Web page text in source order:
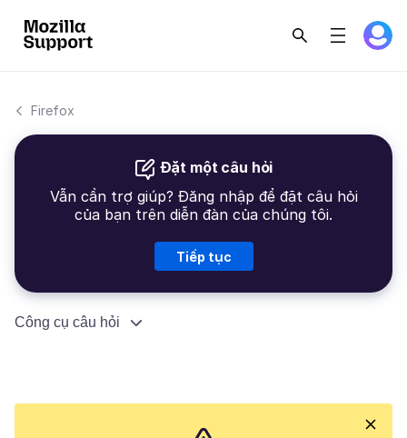
Firefox
Đặt một câu hỏi
Vẫn cần trợ giúp? Đăng nhập để đặt câu hỏi
của bạn trên diễn đàn của chúng tôi.
Tiếp tục
Công cụ câu hỏi